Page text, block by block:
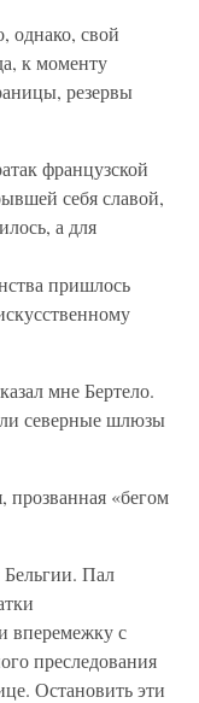
однако, свой
к моменту
резервы
французской
себя славой,
а для
пришлось
мне Бертело.
северные шлюзы
прозванная «бегом
Пал
вперемежку с
преследования
Остановить эти